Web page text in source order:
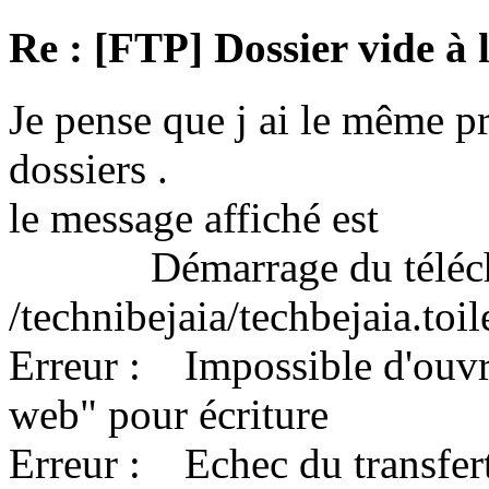
Re : [FTP] Dossier vide à
Je pense que j ai le même
dossiers .
le message affiché est
Démarrage du
/technibejaia/
Erreur : Impossible
web" pour écriture
Erreur : Echec du